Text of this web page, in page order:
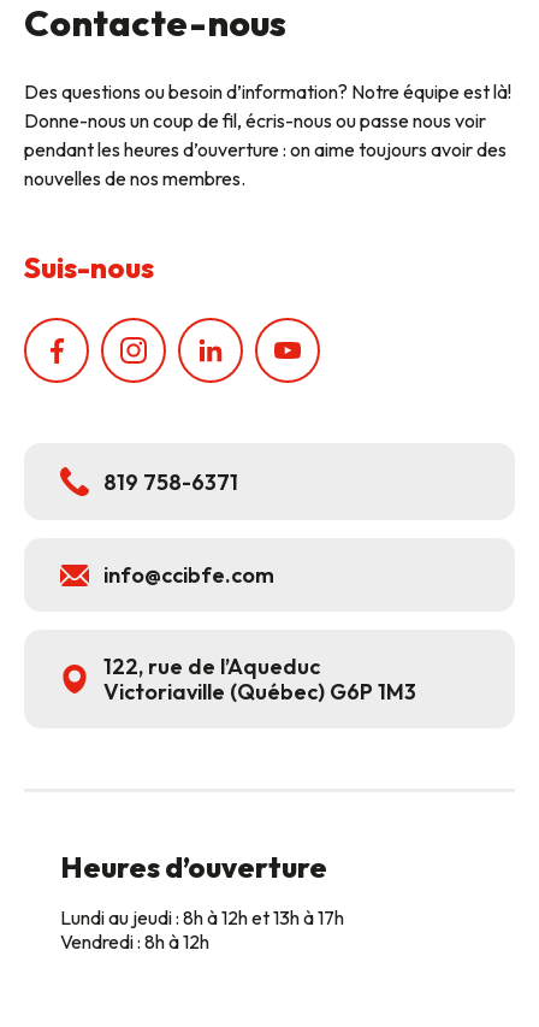
Contacte-nous
Des questions ou besoin d’information? Notre équipe est là!
Donne-nous un coup de fil, écris-nous ou passe nous voir
pendant les heures d’ouverture : on aime toujours avoir des
nouvelles de nos membres.
Suis-nous
819 758-6371
info@ccibfe.com
122, rue de l’Aqueduc
Victoriaville (Québec) G6P 1M3
Heures d’ouverture
Lundi au jeudi : 8h à 12h et 13h à 17h
Vendredi : 8h à 12h